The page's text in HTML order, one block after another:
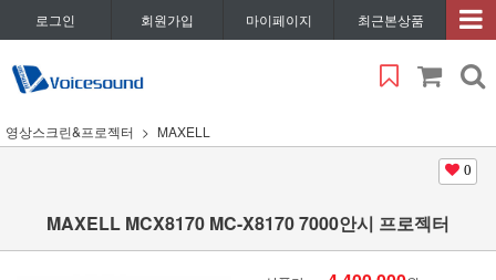
로그인 회원가입 마이페이지 최근본상품
영상스크린&프로젝터 MAXELL
0
MAXELL MCX8170 MC-X8170 7000안시 프로젝터